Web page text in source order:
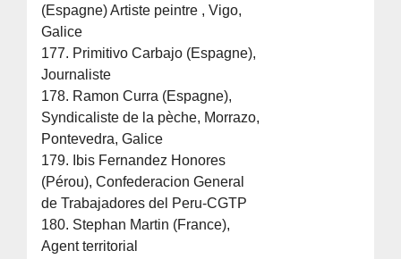
(Espagne) Artiste peintre , Vigo,
Galice
177. Primitivo Carbajo (Espagne),
Journaliste
178. Ramon Curra (Espagne),
Syndicaliste de la pèche, Morrazo,
Pontevedra, Galice
179. Ibis Fernandez Honores
(Pérou), Confederacion General
de Trabajadores del Peru-CGTP
180. Stephan Martin (France),
Agent territorial